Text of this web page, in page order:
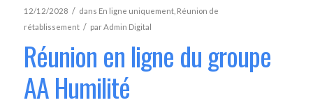
12/12/2028 / dans En ligne uniquement, Réunion de
rétablissement / parAdmin Digital
Réunion en ligne du groupe
AA Humilité